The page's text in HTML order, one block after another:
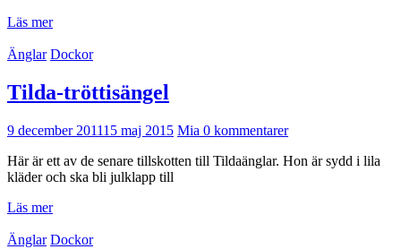
Läs mer
Änglar Dockor
Tilda-tröttisängel
9 december 201115 maj 2015 Mia 0 kommentarer
Här är ett av de senare tillskotten till Tildaänglar. Hon är sydd i lila
kläder och ska bli julklapp till
Läs mer
Änglar Dockor